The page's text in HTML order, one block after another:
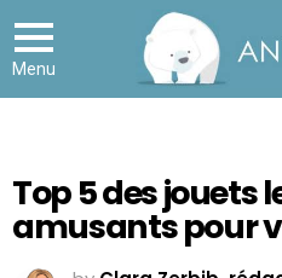
Menu
Top 5 des jouets
amusants pour